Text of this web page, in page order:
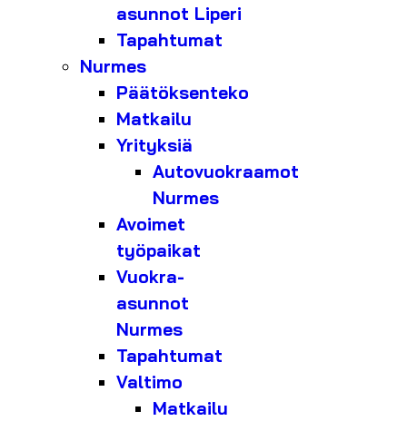
asunnot Liperi
Tapahtumat
Nurmes
Päätöksenteko
Matkailu
Yrityksiä
Autovuokraamot
Nurmes
Avoimet
työpaikat
Vuokra-
asunnot
Nurmes
Tapahtumat
Valtimo
Matkailu